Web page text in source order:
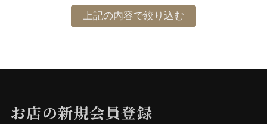
お店の新規会員登録